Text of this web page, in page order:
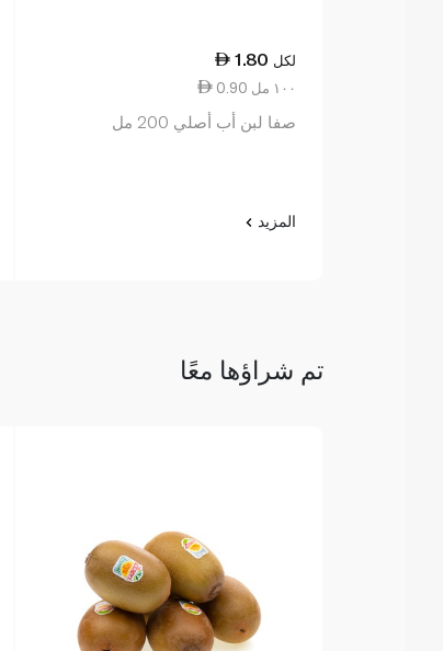
1.80 لكل
0.90 ١٠٠ مل
صفا لبن أب أصلي 200 مل
المزيد
تم شراؤها معًا